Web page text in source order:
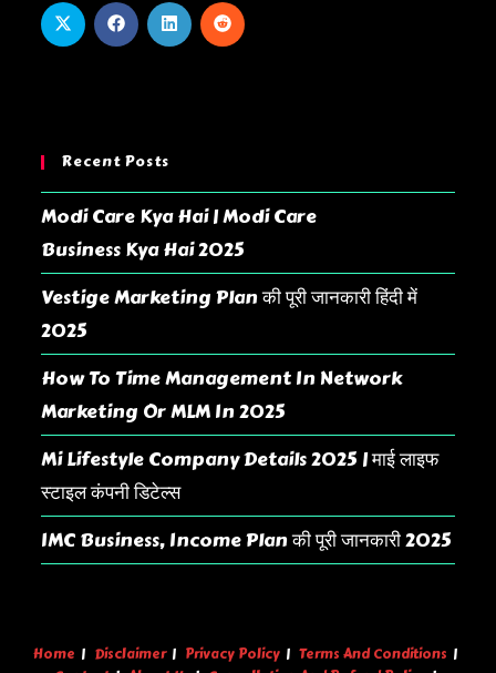
Recent Posts
Modi Care Kya Hai | Modi Care
Business Kya Hai 2025
Vestige Marketing Plan की पूरी जानकारी हिंदी में
2025
How To Time Management In Network
Marketing Or MLM In 2025
Mi Lifestyle Company Details 2025 | माई लाइफ
स्टाइल कंपनी डिटेल्स
IMC Business, Income Plan की पूरी जानकारी 2025
Home Disclaimer Privacy Policy
Terms And Conditions